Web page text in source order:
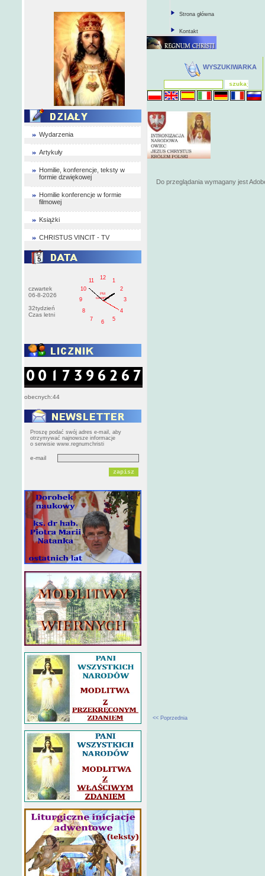
Wydarzenia
Artykuły
Homilie, konferencje, teksty w
formie dzwiękowej
Homilie konferencje w formie
filmowej
Książki
CHRISTUS VINCIT - TV
czwartek
06-8-2026
32tydzień
Czas letni
1
2
3
4
5
6
7
8
9
10
11
12
PM
czwartek
obecnych:44
Proszę podać swój adres e-mail, aby
otrzymywać najnowsze informacje
o serwisie www.regnumchristi
e-mail
Strona główna
Kontakt
WYSZUKIWARKA
Do przeglądania wymagany jest
<< Poprzednia